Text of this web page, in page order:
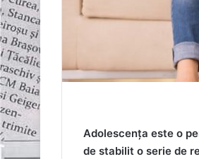
Adolescența este o
de stabilit o serie de